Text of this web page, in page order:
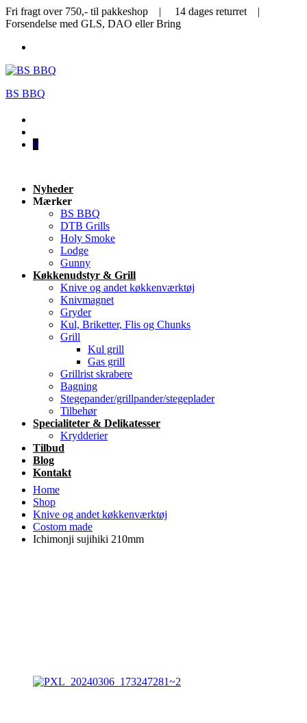
Fri fragt over 750,- til pakkeshop | 14 dages returret |
Forsendelse med GLS, DAO eller Bring
BS BBQ
0
Nyheder
Mærker
BS BBQ
DTB Grills
Holy Smoke
Lodge
Gunny
Køkkenudstyr & Grill
Knive og andet køkkenværktøj
Knivmagnet
Gryder
Kul, Briketter, Flis og Chunks
Grill
Kul grill
Gas grill
Grillrist skrabere
Bagning
Stegepander/grillpander/stegeplader
Tilbehør
Specialiteter & Delikatesser
Krydderier
Tilbud
Blog
Kontakt
Home
Shop
Knive og andet køkkenværktøj
Costom made
Ichimonji sujihiki 210mm